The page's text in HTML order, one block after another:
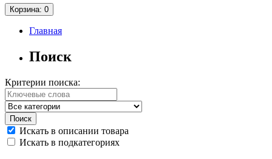
Корзина: 0
Главная
Поиск
Критерии поиска:
Искать в описании товара
Искать в подкатегориях